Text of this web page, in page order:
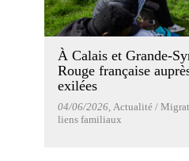
À Calais et Grande-
Rouge française
exilées
04/06/2026, Actualité /
liens familiaux